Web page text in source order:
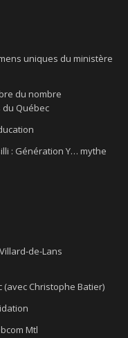
uniques du ministère
du nombre
Québec
: Génération Y… mythe
de-Lans
Christophe Batier)
Mtl